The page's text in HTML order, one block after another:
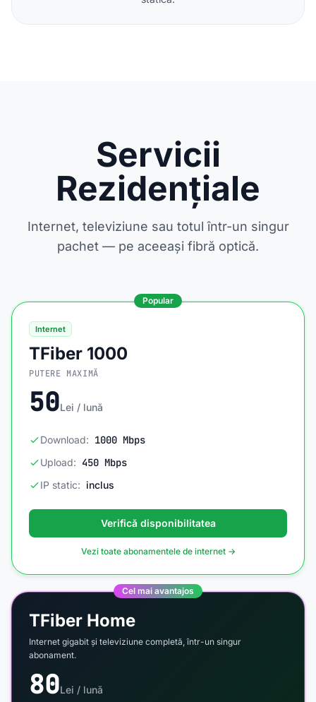
Servicii
Rezidențiale
Internet, televiziune sau totul într-un singur
pachet — pe aceeași fibră optică.
Popular
Internet
TFiber 1000
PUTERE MAXIMĂ
50Lei / lună
Download: 1000 Mbps
Upload: 450 Mbps
IP static: inclus
Verifică disponibilitatea
Vezi toate abonamentele de internet →
Cel mai avantajos
TFiber Home
Internet gigabit și televiziune completă, într-un singur
abonament.
80Lei / lună